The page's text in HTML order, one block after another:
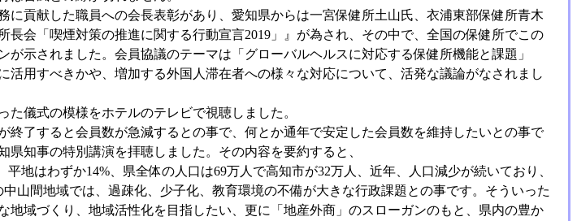
に貢献した職員への会長表彰があり、愛知県からは一宮保健所土山氏、衣浦東部保健所青木
会「喫煙対策の推進に関する行動宣言2019」』が為され、その中で、全国の保健所でこの
示されました。会員協議のテーマは「グローバルヘルスに対応する保健所機能と課題」
活用すべきかや、増加する外国人滞在者への様々な対応について、活発な議論がなされまし
儀式の模様をホテルのテレビで視聴しました。
終了すると会員数が急減するとの事で、何とか通年で安定した会員数を維持したいとの事で
知事の特別講演を拝聴しました。その内容を要約すると、
地はわずか14%、県全体の人口は69万人で高知市が32万人、近年、人口減少が続いており、
山間地域では、過疎化、少子化、教育環境の不備が大きな行政課題との事です。そういった
地域づくり、地域活性化を目指したい、更に「地産外商」のスローガンのもと、県内の豊か